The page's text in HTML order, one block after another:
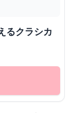
るクラシカ